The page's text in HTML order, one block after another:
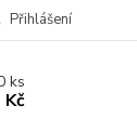
Přihlášení
ks
Kč